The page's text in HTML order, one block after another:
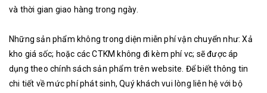
và thời gian giao hàng trong ngày.
Những sản phẩm không trong diện miễn phí vận chuyển như: Xả
kho giá sốc; hoặc các CTKM không đi kèm phí vc; sẽ được áp
dụng theo chính sách sản phẩm trên website. Để biết thông tin
chi tiết về mức phí phát sinh, Quý khách vui lòng liên hệ với bộ